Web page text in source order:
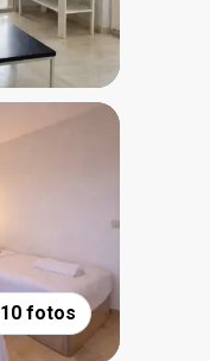
10 fotos